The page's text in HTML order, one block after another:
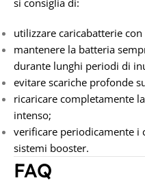
utilizzare caricabatterie
mantenere la batteria
durante lunghi periodi di
evitare scariche profonde
ricaricare completamente
intenso;
verificare periodicamente i
sistemi booster.
FAQ